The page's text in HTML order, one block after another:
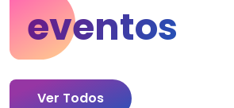
eventos
Ver Todos